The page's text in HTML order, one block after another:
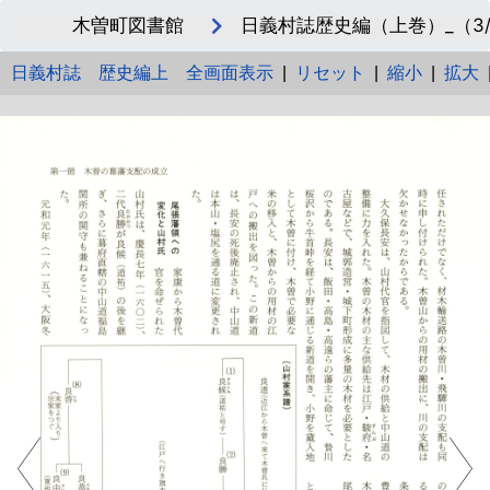
木曽町図書館 日義村誌歴史編（上巻）_（